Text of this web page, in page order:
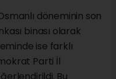
döneminin son
binası olarak
ise farklı
Parti İl
Bu